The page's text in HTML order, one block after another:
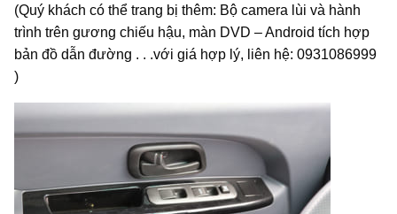
(Quý khách có thể trang bị thêm: Bộ camera lùi và hành
trình trên gương chiếu hậu, màn DVD – Android tích hợp
bản đồ dẫn đường . . .với giá hợp lý, liên hệ: 0931086999
)